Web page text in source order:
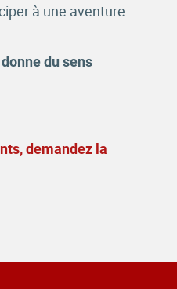
à une aventure
du sens
demandez la